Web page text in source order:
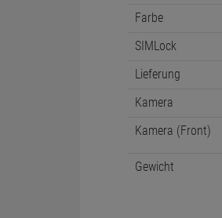
Farbe
SIMLock
Lieferung
Kamera
Kamera (Front)
Gewicht